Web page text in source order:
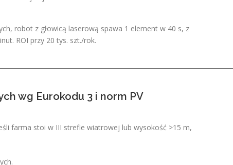
robot z głowicą laserową spawa 1 element w 40 s, z
ROI przy 20 tys. szt./rok.
wg Eurokodu 3 i norm PV
farma stoi w III strefie wiatrowej lub wysokość >15 m,